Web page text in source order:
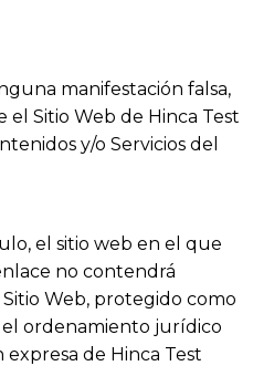
manifestación falsa,
el Sitio Web de Hinca Test
y/o Servicios del
el sitio web en el que
no contendrá
Web, protegido como
ordenamiento jurídico
expresa de Hinca Test